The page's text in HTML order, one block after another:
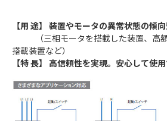
【用 途】 装置やモータの異常状態の傾
（三相モータを搭載した装置、高額
搭載装置など）
【特 長】 高信頼性を実現。安心して使用